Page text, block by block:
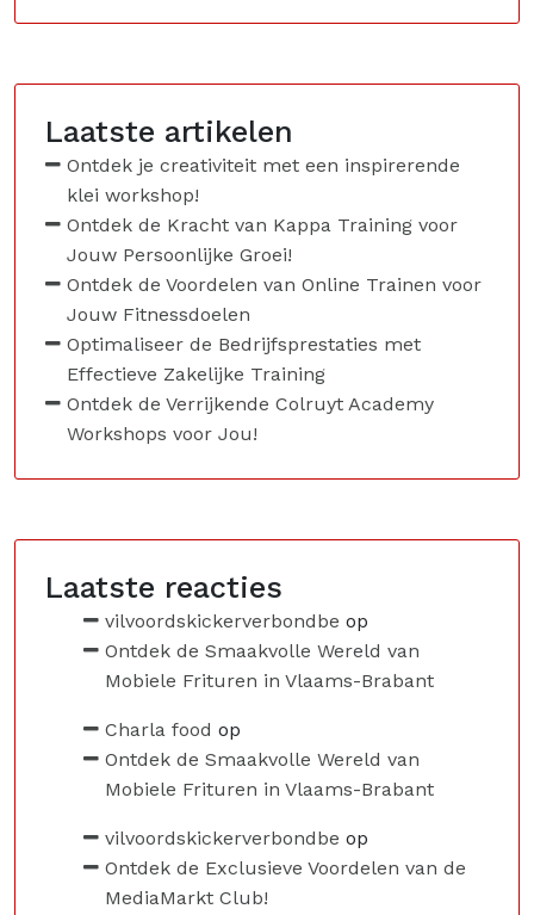
Laatste artikelen
Ontdek je creativiteit met een inspirerende
klei workshop!
Ontdek de Kracht van Kappa Training voor
Jouw Persoonlijke Groei!
Ontdek de Voordelen van Online Trainen voor
Jouw Fitnessdoelen
Optimaliseer de Bedrijfsprestaties met
Effectieve Zakelijke Training
Ontdek de Verrijkende Colruyt Academy
Workshops voor Jou!
Laatste reacties
vilvoordskickerverbondbe op
Ontdek de Smaakvolle Wereld van
Mobiele Frituren in Vlaams-Brabant
Charla food op
Ontdek de Smaakvolle Wereld van
Mobiele Frituren in Vlaams-Brabant
vilvoordskickerverbondbe op
Ontdek de Exclusieve Voordelen van de
MediaMarkt Club!